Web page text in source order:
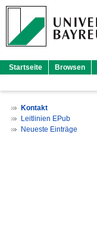
Startseite Browsen
Kontakt
Leitlinien EPub
Neueste Einträge